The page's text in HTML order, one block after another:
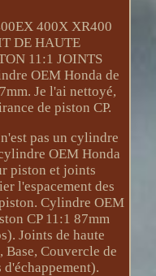
400X XR400
DE HAUTE
11:1 JOINTS
OEM Honda de
Je l'ai nettoyé,
de piston CP.
pas un cylindre
OEM Honda
piston et joints
l'espacement des
Cylindre OEM
CP 11:1 87mm
Joints de haute
Couvercle de
d'échappement).